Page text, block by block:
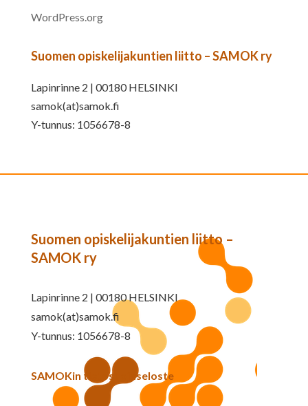
WordPress.org
Suomen opiskelijakuntien liitto – SAMOK ry
Lapinrinne 2 | 00180 HELSINKI
samok(at)samok.fi
Y-tunnus: 1056678-8
Suomen opiskelijakuntien liitto –
SAMOK ry
Lapinrinne 2 | 00180 HELSINKI
samok(at)samok.fi
Y-tunnus: 1056678-8
SAMOKin tietosuojaseloste